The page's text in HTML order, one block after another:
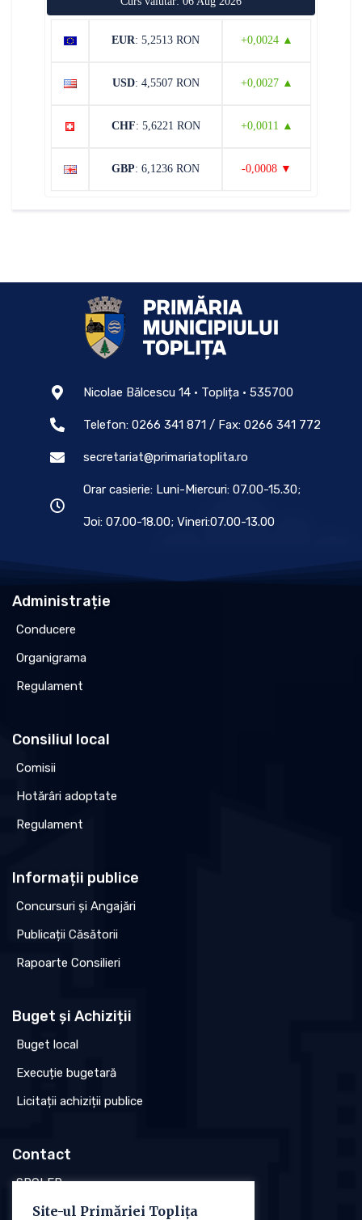
EUR: 5,2513 RON +0,0024 ▲
USD: 4,5507 RON +0,0027 ▲
CHF: 5,6221 RON +0,0011 ▲
GBP: 6,1236 RON -0,0008 ▼
Nicolae Bălcescu 14 • Toplița • 535700
Telefon: 0266 341 871 / Fax: 0266 341 772
secretariat@primariatoplita.ro
Orar casierie: Luni-Miercuri: 07.00-15.30;
Joi: 07.00-18.00; Vineri:07.00-13.00
Administrație
Conducere
Organigrama
Regulament
Consiliul local
Comisii
Hotărâri adoptate
Regulament
Informații publice
Concursuri și Angajări
Publicații Căsătorii
Rapoarte Consilieri
Buget și Achiziții
Buget local
Execuție bugetară
Licitații achiziții publice
Contact
SPCLEP
Stare civilă
Site-ul Primăriei Toplița